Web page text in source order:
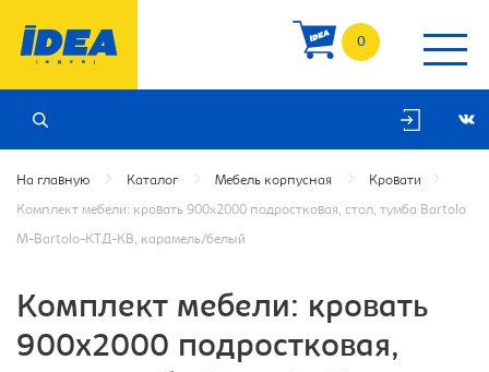
0
На главную Каталог Мебель корпусная Кровати
Комплект мебели: кровать 900х2000 подростковая, стол, тумба Bartolo
M-Bartolo-КТД-KB, карамель/белый
Комплект мебели: кровать
900х2000 подростковая,